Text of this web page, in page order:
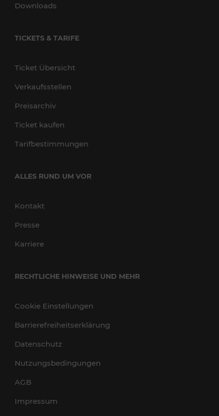
Downloads
TICKETS & TARIFE
Ticket Übersicht
Verkaufsstellen
Preisarchiv
Ticket kaufen
Tarifbestimmungen
ALLES RUND UM VOR
Kontakt
Presse
Karriere
RECHTLICHE HINWEISE UND MEHR
Cookie Einstellungen
Barrierefreiheitserklärung
Datenschutz
Nutzungsbedingungen
AGB
Impressum